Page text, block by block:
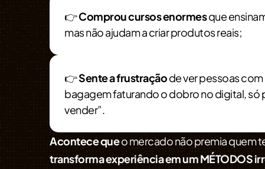
👉Comprou cursos enormesque
mas não ajudam a criar produtos reais;
👉Sente a frustraçãode ver pessoas
bagagem faturando o dobro no digital, só
vender”.
Acontece queo mercado não premia quem
transforma experiência em um MÉTODOS